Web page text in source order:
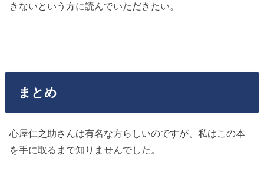
きないという方に読んでいただきたい。
まとめ
心屋仁之助さんは有名な方らしいのですが、私はこの本
を手に取るまで知りませんでした。